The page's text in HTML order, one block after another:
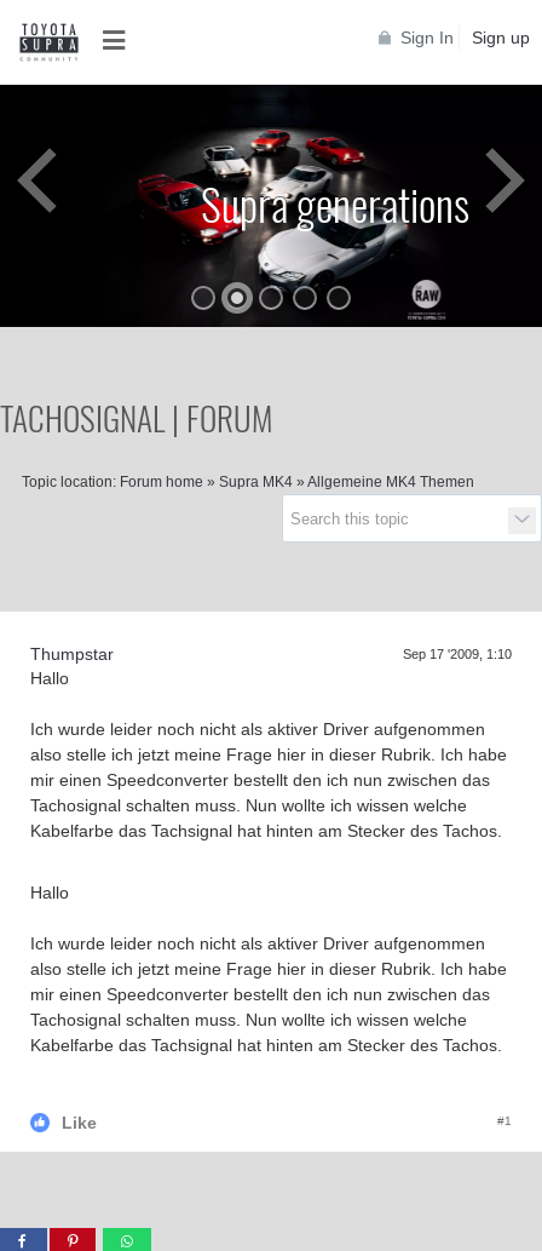
Sign In Sign up
Supra generations
Supra generations
TACHOSIGNAL | FORUM
Topic location: Forum home » Supra MK4 » Allgemeine MK4 Themen
Thumpstar Sep 17 '2009, 1:10
Hallo
Ich wurde leider noch nicht als aktiver Driver aufgenommen
also stelle ich jetzt meine Frage hier in dieser Rubrik. Ich habe
mir einen Speedconverter bestellt den ich nun zwischen das
Tachosignal schalten muss. Nun wollte ich wissen welche
Kabelfarbe das Tachsignal hat hinten am Stecker des Tachos.
Hallo
Ich wurde leider noch nicht als aktiver Driver aufgenommen
also stelle ich jetzt meine Frage hier in dieser Rubrik. Ich habe
mir einen Speedconverter bestellt den ich nun zwischen das
Tachosignal schalten muss. Nun wollte ich wissen welche
Kabelfarbe das Tachsignal hat hinten am Stecker des Tachos.
Like #1